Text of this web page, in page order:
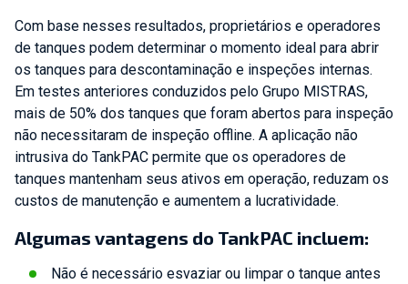
Com base nesses resultados, proprietários e operadores
de tanques podem determinar o momento ideal para abrir
os tanques para descontaminação e inspeções internas.
Em testes anteriores conduzidos pelo Grupo MISTRAS,
mais de 50% dos tanques que foram abertos para inspeção
não necessitaram de inspeção offline. A aplicação não
intrusiva do TankPAC permite que os operadores de
tanques mantenham seus ativos em operação, reduzam os
custos de manutenção e aumentem a lucratividade.
Algumas vantagens do TankPAC incluem:
Não é necessário esvaziar ou limpar o tanque antes